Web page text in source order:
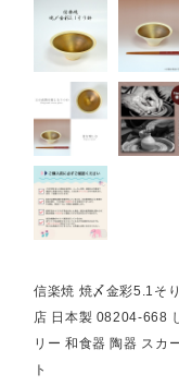
信楽焼 焼〆金彩5.1そ
店 日本製 08204-668
リー 和食器 陶器 スカ
ト